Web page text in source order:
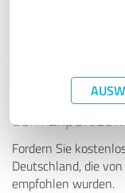
Tipp: Die
dem
Fordern Sie
Deutschland, die
empfohlen wurden.